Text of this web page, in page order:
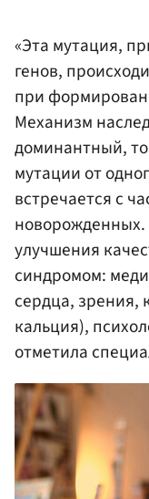
«Эта мутация,
генов,
при
Механизм
доминантный,
мутации от
встречается с
новорожденных.
улучшения
синдромом:
сердца, зрения,
кальция),
отметила